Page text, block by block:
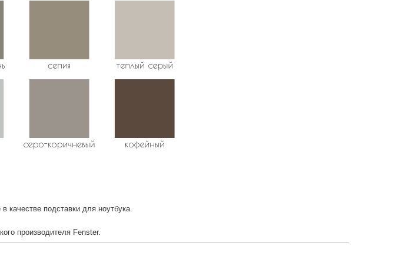
качестве подставки для ноутбука.
производителя Fenster.